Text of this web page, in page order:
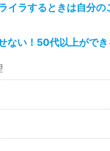
イラするときは自分
ない！50代以上ができ